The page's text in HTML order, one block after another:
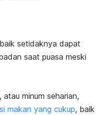
setidaknya dapat
saat puasa meski
minum seharian,
makan yang cukup, baik